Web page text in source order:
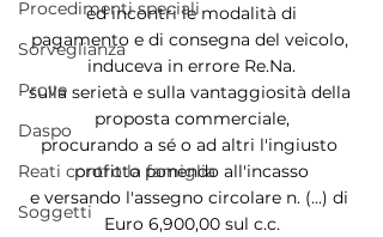
Procedimenti speciali
Sorveglianza
Prove
Daspo
Reati contro la famiglia
Soggetti
ed incontri le modalità di
pagamento e di consegna del veicolo,
induceva in errore Re.Na.
sulla serietà e sulla vantaggiosità della
proposta commerciale,
procurando a sé o ad altri l'ingiusto
profitto ponendo all'incasso
e versando l'assegno circolare n. (...) di
Euro 6,900,00 sul c.c.